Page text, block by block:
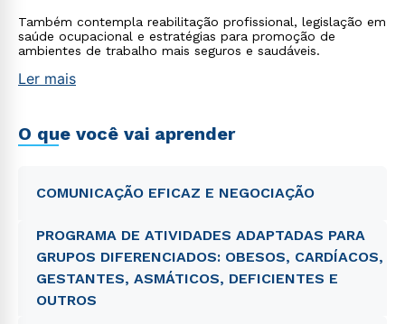
Também contempla reabilitação profissional, legislação em
saúde ocupacional e estratégias para promoção de
ambientes de trabalho mais seguros e saudáveis.
Ler mais
O que você vai aprender
COMUNICAÇÃO EFICAZ E NEGOCIAÇÃO
PROGRAMA DE ATIVIDADES ADAPTADAS PARA
GRUPOS DIFERENCIADOS: OBESOS, CARDÍACOS,
GESTANTES, ASMÁTICOS, DEFICIENTES E
OUTROS